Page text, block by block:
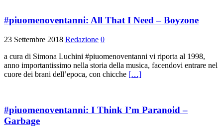
#piuomenoventanni: All That I Need – Boyzone
23 Settembre 2018 Redazione 0
a cura di Simona Luchini #piuomenoventanni vi riporta al 1998,
anno importantissimo nella storia della musica, facendovi entrare nel
cuore dei brani dell’epoca, con chicche […]
#piuomenoventanni: I Think I’m Paranoid –
Garbage